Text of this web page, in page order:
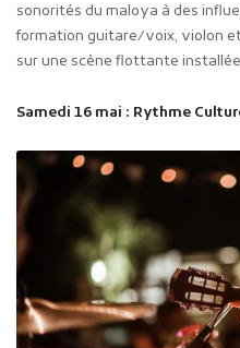
sonorités du maloya à des
formation guitare/voix, violon
sur une scène flottante
Samedi 16 mai : Rythme